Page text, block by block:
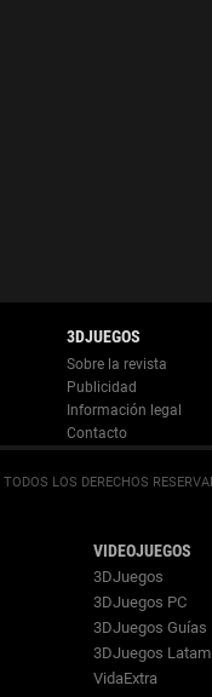
Información legal
VIDEOJUEGOS
3DJuegos
3DJuegos PC
3DJuegos Guías
3DJuegos Latam
VidaExtra